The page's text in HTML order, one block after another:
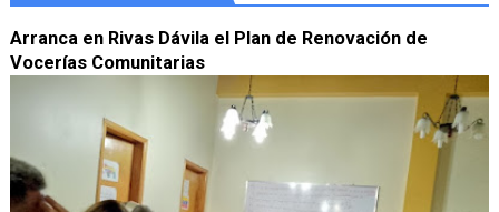
Arranca en Rivas Dávila el Plan de Renovación de
Vocerías Comunitarias